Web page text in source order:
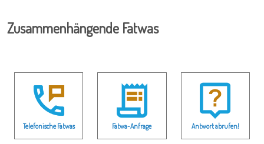
Zusammenhängende Fatwas
Telefonische Fatwas Fatwa-Anfrage Antwort abrufen!